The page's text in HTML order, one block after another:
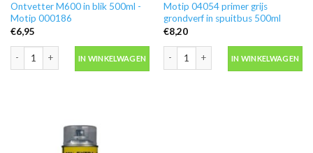
Ontvetter M600 in blik 500ml -
Motip 000186
€6,95
IN WINKELWAGEN
Motip 04054 primer grijs
grondverf in spuitbus 500ml
€8,20
IN WINKELWAGEN